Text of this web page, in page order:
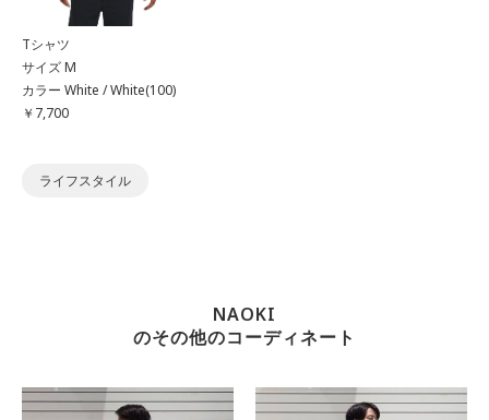
Tシャツ
サイズ M
カラー White / White(100)
￥7,700
ライフスタイル
NAOKI
のその他のコーディネート